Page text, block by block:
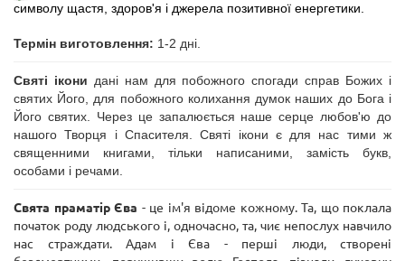
символу щастя, здоров'я і джерела позитивної енергетики.
Термін виготовлення: 1-2 дні.
Святі ікони дані нам для побожного спогади справ Божих і
святих Його, для побожного колихання думок наших до Бога і
Його святих. Через це запалюється наше серце любов'ю до
нашого Творця і Спасителя. Святі ікони є для нас тими ж
священними книгами, тільки написаними, замість букв,
особами і речами.
Свята праматір Єва - це ім'я відоме кожному. Та, що поклала
початок роду людського і, одночасно, та, чиє непослух навчило
нас страждати. Адам і Єва - перші люди, створені